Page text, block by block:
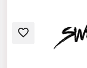
favorite_border